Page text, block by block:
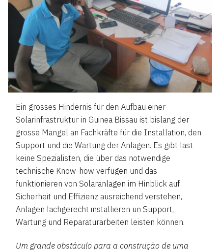
Ein grosses Hindernis für den Aufbau einer
Solarinfrastruktur in Guinea Bissau ist bislang der
grosse Mangel an Fachkräfte für die Installation, den
Support und die Wartung der Anlagen. Es gibt fast
keine Spezialisten, die über das notwendige
technische Know-how verfügen und das
funktionieren von Solaranlagen im Hinblick auf
Sicherheit und Effizienz ausreichend verstehen,
Anlagen fachgerecht installieren un Support,
Wartung und Reparaturarbeiten leisten können.
Um grande obstáculo para a construção de uma